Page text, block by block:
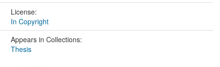
License:
In Copyright
Appears in Collections:
Thesis